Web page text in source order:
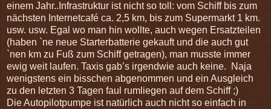
einem Jahr..Infrastruktur ist nicht so toll: vom Schiff bis zum
nächsten Internetcafé ca. 2,5 km, bis zum Supermarkt 1 km.
usw. usw. Egal wo man hin wollte, auch wegen Ersatzteilen
(haben `ne neue Starterbatterie gekauft und die auch gut
`nen km zu Fuß zum Schiff getragen), man musste immer
ewig weit laufen. Taxis gab’s irgendwie auch keine. Naja
wenigstens ein bisschen abgenommen und ein Ausgleich
zu den letzten 3 Tagen faul rumliegen auf dem Schiff ;)
Die Autopilotpumpe ist natürlich auch nicht so einfach in